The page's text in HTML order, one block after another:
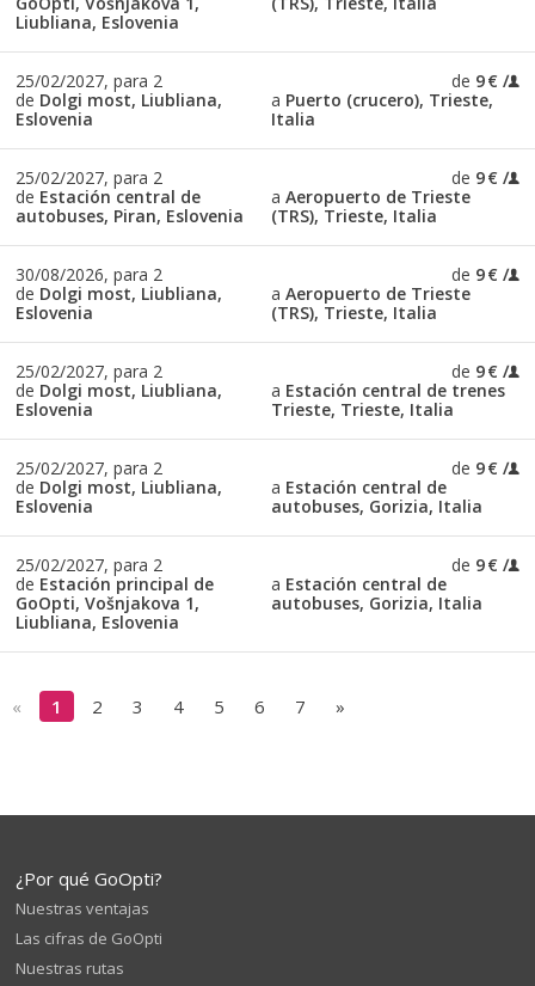
Liubliana, Eslovenia
25/02/2027, para 2
de Dolgi most, Liubliana,
Eslovenia
de 9 €
a Puerto (crucero), Trieste,
Italia
25/02/2027, para 2
de Estación central de
autobuses, Piran, Eslovenia
de 9 €
a Aeropuerto de Trieste
(TRS), Trieste, Italia
30/08/2026, para 2
de Dolgi most, Liubliana,
Eslovenia
de 9 €
a Aeropuerto de Trieste
(TRS), Trieste, Italia
25/02/2027, para 2
de Dolgi most, Liubliana,
Eslovenia
de 9 €
a Estación central de trenes
Trieste, Trieste, Italia
25/02/2027, para 2
de Dolgi most, Liubliana,
Eslovenia
de 9 €
a Estación central de
autobuses, Gorizia, Italia
25/02/2027, para 2
de Estación principal de
GoOpti, Vošnjakova 1,
Liubliana, Eslovenia
de 9 €
a Estación central de
autobuses, Gorizia, Italia
« 1 2 3 4 5 6 7 »
¿Por qué GoOpti?
Nuestras ventajas
Las cifras de GoOpti
Nuestras rutas